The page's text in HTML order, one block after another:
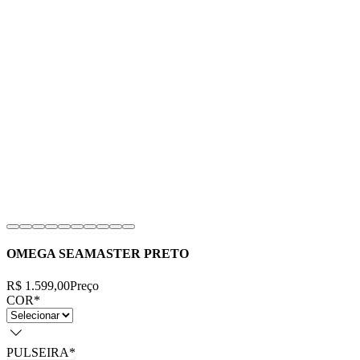
OMEGA SEAMASTER PRETO
R$ 1.599,00Preço
COR*
PULSEIRA*